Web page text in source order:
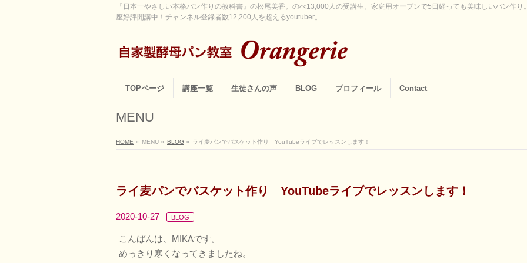
『日本一やさしい本格パン作りの教科書』の松尾美香。のべ13,000人の受講生。家庭用オーブンで5日経っても美味しいパン作
座好評開講中！チャンネル登録者数12,200人を超えるyoutuber。
TOPページ 講座一覧 生徒さんの声 BLOG プロフィール Contact
MENU
HOME » MENU » BLOG » ライ麦パンでバスケット作り YouTubeライブでレッスンします！
ライ麦パンでバスケット作り YouTubeライブでレッスンします！
2020-10-27 BLOG
こんばんは、MIKAです。
めっきり寒くなってきましたね。